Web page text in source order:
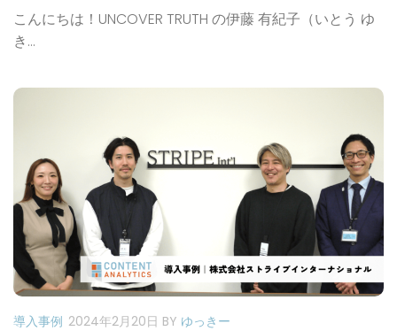
こんにちは！UNCOVER TRUTH の伊藤 有紀子（いとう ゆ
き...
導入事例 2024年2月20日 BY ゆっきー